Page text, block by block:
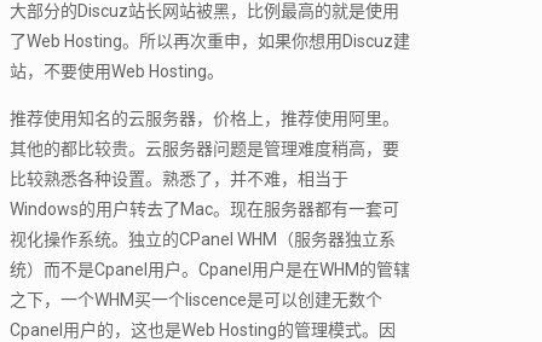
大部分的Discuz站长网站被黑，比例最高的就是使用
了Web Hosting。所以再次重申，如果你想用Discuz建
站，不要使用Web Hosting。
推荐使用知名的云服务器，价格上，推荐使用阿里。
其他的都比较贵。云服务器问题是管理难度稍高，要
比较熟悉各种设置。熟悉了，并不难，相当于
Windows的用户转去了Mac。现在服务器都有一套可
视化操作系统。独立的CPanel WHM（服务器独立系
统）而不是Cpanel用户。Cpanel用户是在WHM的管辖
之下，一个WHM买一个liscence是可以创建无数个
Cpanel用户的，这也是Web Hosting的管理模式。因